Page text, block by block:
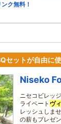
ク無料！
セットが自由に
Niseko
ニセコビレッ
ライベート ヴ
レッシュしま
の薪もプレゼン